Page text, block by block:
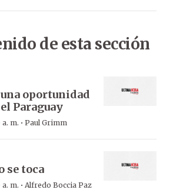
de esta sección
oportunidad
Paraguay
m. · Paul Grimm
se toca
m. · Alfredo Boccia Paz